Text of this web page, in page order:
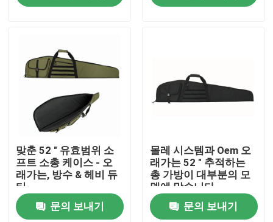
저희와 연락
전술적 총 가방
총 가방을 추적하기
맞춘 52 " 유효범위 소
프트 소총 케이스 - 오
래가는, 방수 & 헤비 듀
티
문의 보내기
몰레 시스템과 Oem 오
래가는 52 " 추적하는
총 가방이 대부분의 모
델에 맞습니다
문의 보내기